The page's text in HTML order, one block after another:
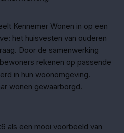
Kennemer Wonen in op een
het huisvesten van ouderen
Door de samenwerking
rekenen op passende
in hun woonomgeving.
wonen gewaarborgd.
als een mooi voorbeeld van